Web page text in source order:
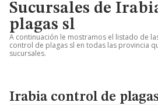
Sucursales de
plagas sl
A continuación le mostramos el listado de
control de plagas sl en todas las provincia
sucursales.
Irabia control de